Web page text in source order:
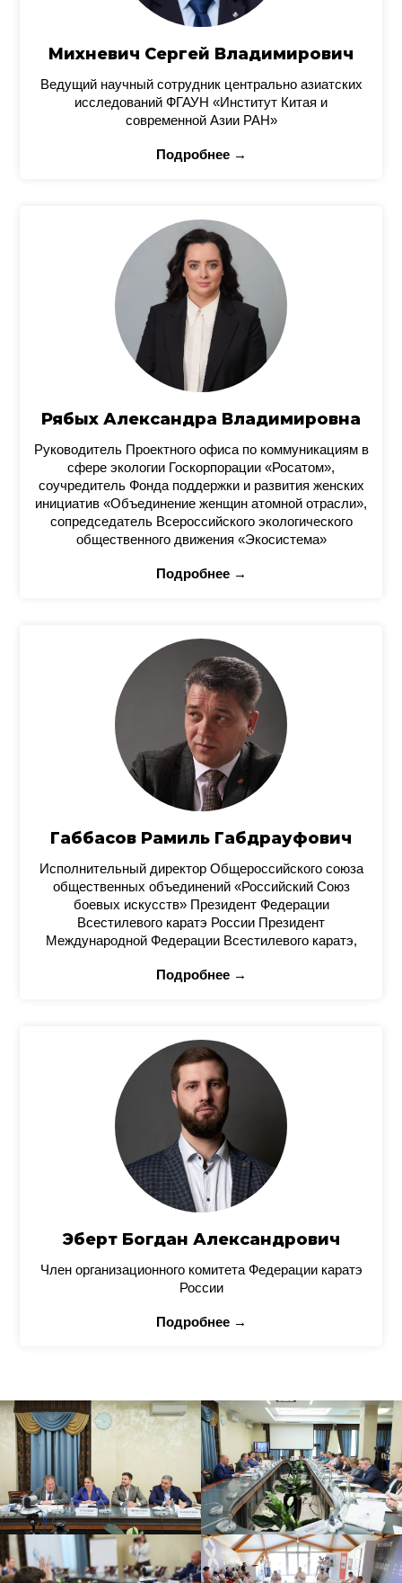
Михневич Сергей Владимирович
Ведущий научный сотрудник центрально азиатских
исследований ФГАУН «Институт Китая и
современной Азии РАН»
Подробнее →
Рябых Александра Владимировна
Руководитель Проектного офиса по коммуникациям в
сфере экологии Госкорпорации «Росатом»,
соучредитель Фонда поддержки и развития женских
инициатив «Объединение женщин атомной отрасли»,
сопредседатель Всероссийского экологического
общественного движения «Экосистема»
Подробнее →
Габбасов Рамиль Габдрауфович
Исполнительный директор Общероссийского союза
общественных объединений «Российский Союз
боевых искусств» Президент Федерации
Всестилевого каратэ России Президент
Международной Федерации Всестилевого каратэ,
Подробнее →
Эберт Богдан Александрович
Член организационного комитета Федерации каратэ
России
Подробнее →